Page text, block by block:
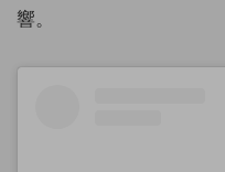
響。